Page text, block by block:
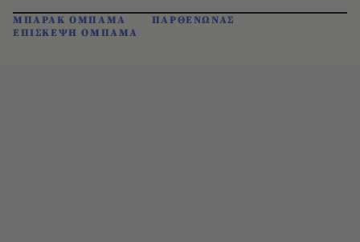
ΜΠΑΡΑΚ ΟΜΠΑΜΑ
ΠΑΡΘΕΝΩΝΑΣ
ΕΠΙΣΚΕΨΗ ΟΜΠΑΜΑ